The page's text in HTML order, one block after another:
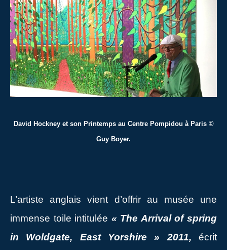
David Hockney et son Printemps au Centre Pompidou à Paris ©
Guy Boyer.
L’artiste anglais vient d’offrir au musée une
immense toile intitulée « The Arrival of spring
in Woldgate, East Yorshire » 2011, écrit